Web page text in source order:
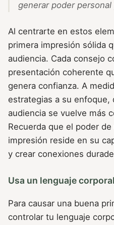
generar poder
Al centrarte en estos
primera impresión sólida
audiencia. Cada consejo
presentación coherente
genera confianza. A
estrategias a su enfoque,
audiencia se vuelve más
Recuerda que el poder
impresión reside en su
y crear conexiones
Usa un lenguaje
Para causar una buena
controlar tu lenguaje